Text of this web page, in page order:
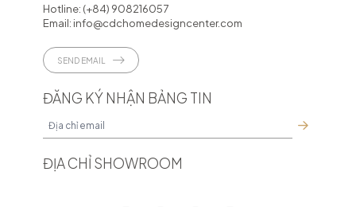
Hotline: (+84) 908216057
Email: info@cdchomedesigncenter.com
SEND EMAIL
ĐĂNG KÝ NHẬN BẢNG TIN
ĐỊA CHỈ SHOWROOM